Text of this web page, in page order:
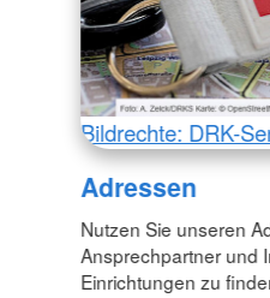
Bildrechte: DRK-
Adressen
Nutzen Sie unseren
Ansprechpartner und
Einrichtungen zu